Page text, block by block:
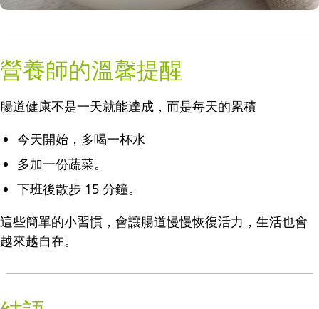
營養師的溫馨提醒
腸道健康不是一天就能達成，而是每天的累積
今天開始，多喝一杯水
多加一份蔬菜。
下班後散步 15 分鐘。
這些簡單的小習慣，會讓腸道慢慢恢復活力，生活也會
越來越自在。